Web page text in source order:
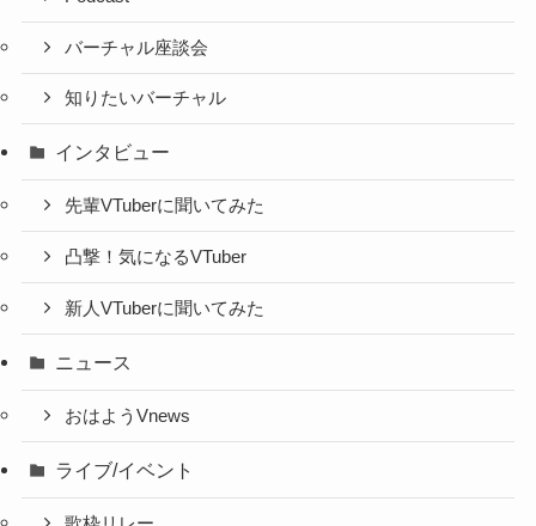
バーチャル座談会
知りたいバーチャル
インタビュー
先輩VTuberに聞いてみた
凸撃！気になるVTuber
新人VTuberに聞いてみた
ニュース
おはようVnews
ライブ/イベント